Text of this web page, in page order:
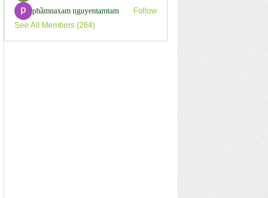
phầmnaxam nguyentamtam
Follow
See All Members (264)